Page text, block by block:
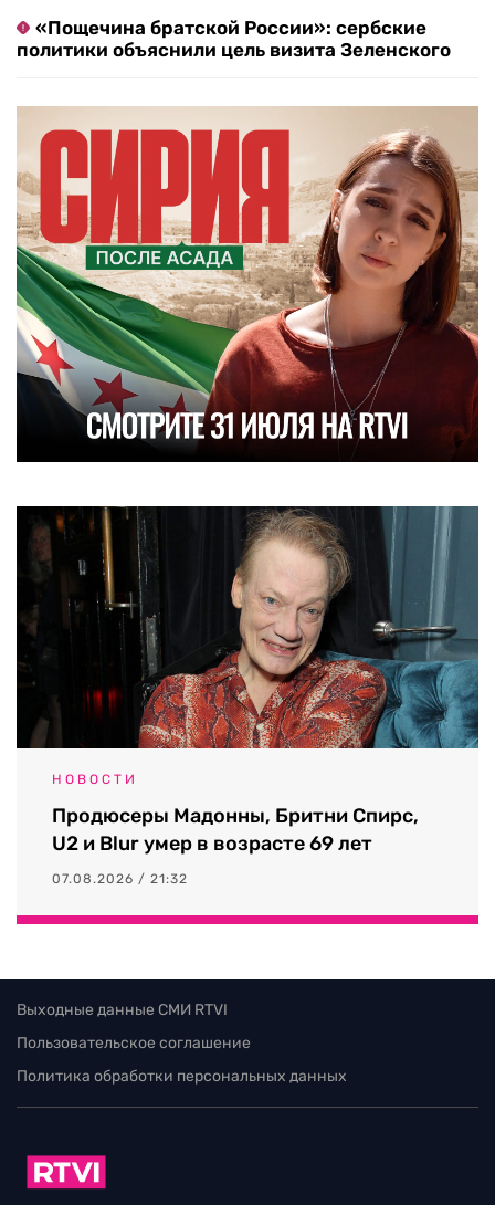
«Пощечина братской России»: сербские
политики объяснили цель визита Зеленского
НОВОСТИ
Продюсеры Мадонны, Бритни Спирс,
U2 и Blur умер в возрасте 69 лет
07.08.2026 / 21:32
Выходные данные СМИ RTVI
Пользовательское соглашение
Политика обработки персональных данных